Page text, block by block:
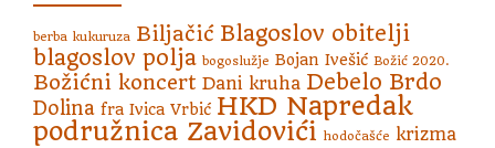
berba kukuruza Biljačić Blagoslov obitelji
blagoslov polja bogoslužje Bojan Ivešić Božić 2020.
Božićni koncert Dani kruha Debelo Brdo
Dolina fra Ivica Vrbić HKD Napredak
podružnica Zavidovići hodočašće krizma